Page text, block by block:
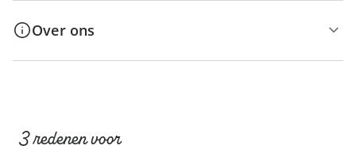
Over ons
3 redenen voor